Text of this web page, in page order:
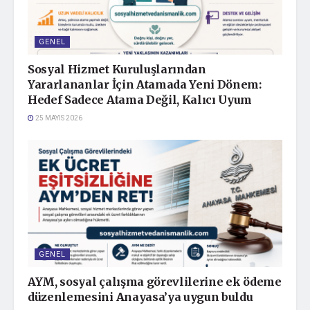
Bakan Yumaklı: Deprem
Bölgesine 20 Milyar Lira
Yatırım
6 Şubat 2025
ENGELLİ HAKLARI
ULUSAL EYLEM PLANI
2023 – 2025
25 Haziran 2024
"Genel" içinde
Umut ve Uyumu Birlikte
İnşa Etmek: Bölünmüş
Bir Toplumu Birleştirmek
İçin Bir Harambee Çağrısı
17 Mart 2026
"Genel" içinde
GENEL
Sosyal Hizmet Kuruluşlarından
Yararlananlar İçin Atamada Yeni Dönem:
Hedef Sadece Atama Değil, Kalıcı Uyum
25 MAYIS 2026
GENEL
AYM, sosyal çalışma görevlilerine ek ödeme
düzenlemesini Anayasa’ya uygun buldu